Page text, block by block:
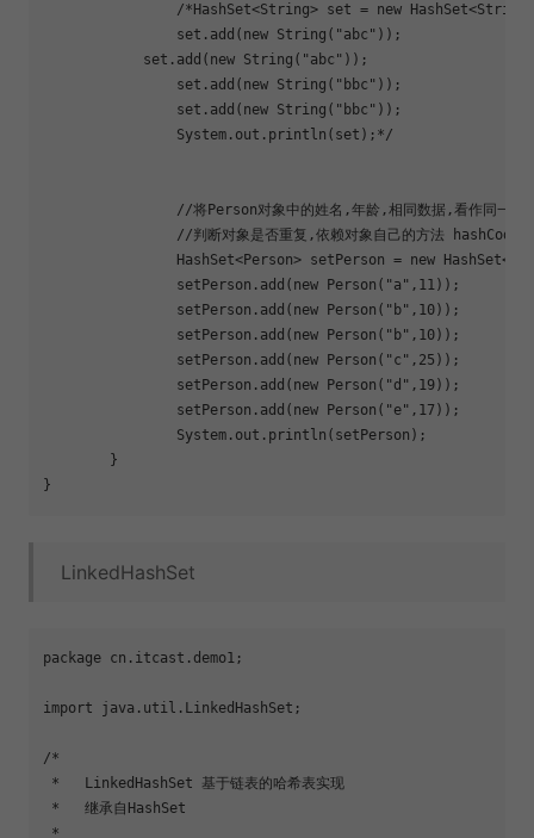
		/*HashSet<String>
set = new
		set.add(new String(
"abc" ));
	    set.add(new String(
"abc" ));
		set.add(new String(
"bbc" ));
		set.add(new String(
"bbc" ));
		System.out.println(
set );*/
		//判断对象是否重复,依赖对象自己的方法
hash
		HashSet<Person>
set Person = new
set Person.add(new Person( "a" ,11));
set Person.add(new Person( "b" ,10));
set Person.add(new Person( "b" ,10));
set Person.add(new Person( "c" ,25));
set Person.add(new Person( "d" ,19));
set Person.add(new Person( "e" ,17));
		System.out.println(
set Person);
LinkedHashSet
package cn.itcast.demo1;
import java.util.LinkedHashSet;
/*
*   LinkedHashSet 基于链表的哈希表实现
*   继承自HashSet
*